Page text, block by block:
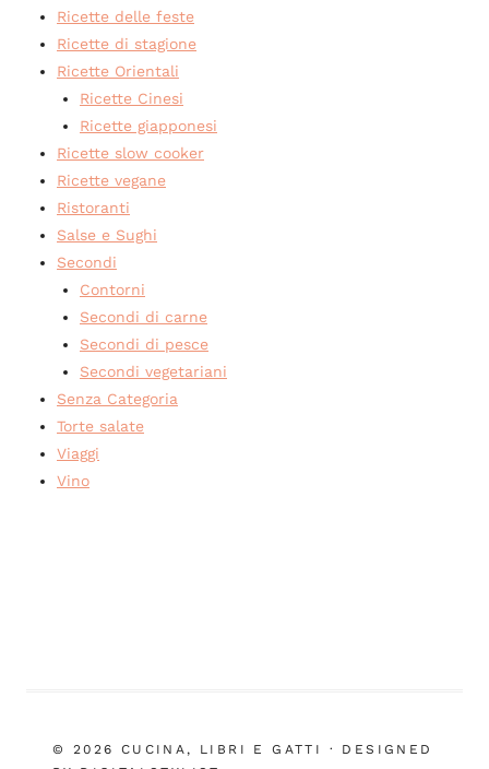
Ricette delle feste
Ricette di stagione
Ricette Orientali
Ricette Cinesi
Ricette giapponesi
Ricette slow cooker
Ricette vegane
Ristoranti
Salse e Sughi
Secondi
Contorni
Secondi di carne
Secondi di pesce
Secondi vegetariani
Senza Categoria
Torte salate
Viaggi
Vino
© 2026 CUCINA, LIBRI E GATTI · DESIGNED